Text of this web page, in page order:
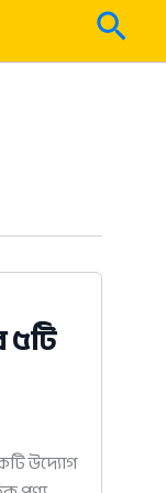
উদ্যোগ